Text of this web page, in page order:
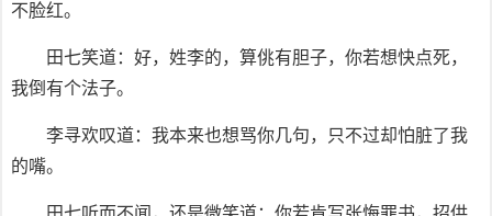
不脸红。
田七笑道：好，姓李的，算佻有胆子，你若想快点死，
我倒有个法子。
李寻欢叹道：我本来也想骂你几句，只不过却怕脏了我
的嘴。